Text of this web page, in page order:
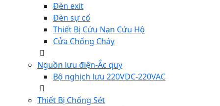
Đèn exit
Đèn sự cố
Thiết Bị Cứu Nạn Cứu Hộ
Cửa Chống Cháy
Nguồn lưu điện-Ắc quy
Bộ nghịch lưu 220VDC-220VAC
Thiết Bị Chống Sét